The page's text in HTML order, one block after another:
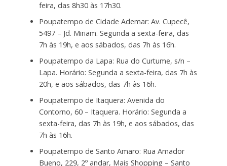
feira, das 8h30 às 17h30.
Poupatempo de Cidade Ademar: Av. Cupecê,
5497 – Jd. Miriam. Segunda a sexta-feira, das
7h às 19h, e aos sábados, das 7h às 16h.
Poupatempo da Lapa: Rua do Curtume, s/n –
Lapa. Horário: Segunda a sexta-feira, das 7h às
20h, e aos sábados, das 7h às 16h.
Poupatempo de Itaquera: Avenida do
Contorno, 60 – Itaquera. Horário: Segunda a
sexta-feira, das 7h às 19h, e aos sábados, das
7h às 16h.
Poupatempo de Santo Amaro: Rua Amador
Bueno, 229, 2º andar, Mais Shopping – Santo